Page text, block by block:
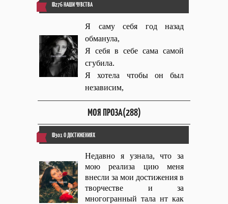
ID276 НАШИ ЧУВСТВА
Я саму себя год назад
обманула,
Я себя в себе сама самой
сгубила.
Я хотела чтобы он был
независим,
МОЯ ПРОЗА(288)
ID301 О ДОСТИЖЕНИЯХ
Недавно я узнала, что за
мою реализа цию меня
внесли за мои достижения в
творчестве и за
многогранный тала нт как